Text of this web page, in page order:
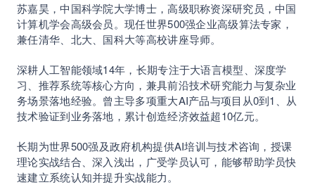
苏嘉昊，中国科学院大学博士，高级职称资深研究员，中国
计算机学会高级会员。现任世界500强企业高级算法专家，
兼任清华、北大、国科大等高校讲座导师。
深耕人工智能领域14年，长期专注于大语言模型、深度学
习、推荐系统等核心方向，兼具前沿技术研究能力与复杂业
务场景落地经验。曾主导多项重大AI产品与项目从0到1、从
技术验证到业务落地，累计创造经济效益超10亿元。
长期为世界500强及政府机构提供AI培训与技术咨询，授课
理论实战结合、深入浅出，广受学员认可，能够帮助学员快
速建立系统认知并提升实战能力。